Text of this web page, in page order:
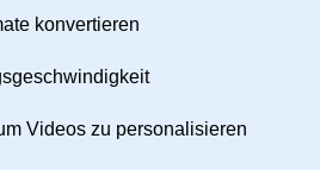
konvertieren
Videos zu personalisieren